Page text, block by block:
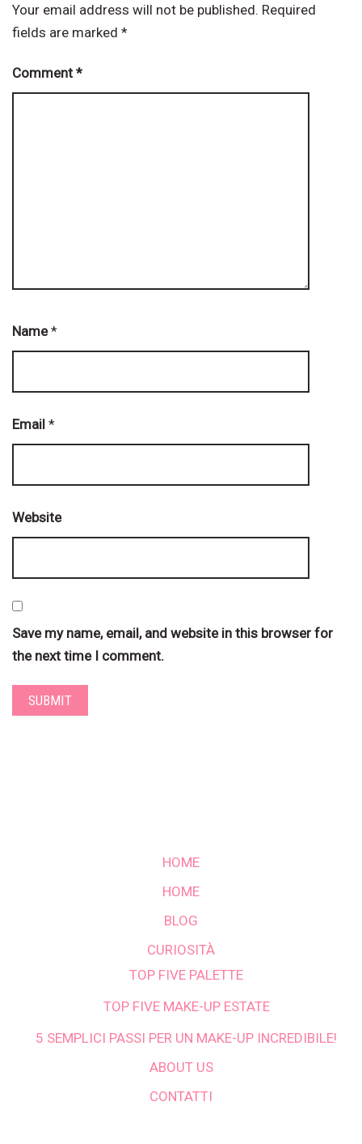
Your email address will not be published. Required
fields are marked *
Comment *
Name *
Email *
Website
Save my name, email, and website in this browser for
the next time I comment.
HOME
HOME
BLOG
CURIOSITÀ
TOP FIVE PALETTE
TOP FIVE MAKE-UP ESTATE
5 SEMPLICI PASSI PER UN MAKE-UP INCREDIBILE!
ABOUT US
CONTATTI